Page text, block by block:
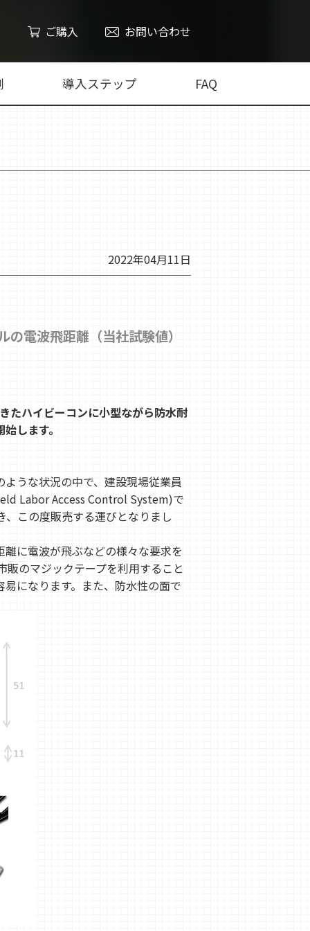
ご購入 お問い合わせ
導入ステップ FAQ
2022年04月11日
電波飛距離（当社試験値）
たハイビーコンに小型ながら防水耐
します。
うな状況の中で、建設現場従業員
Labor Access Control System)で
この度販売する運びとなりまし
に電波が飛ぶなどの様々な要求を
のマジックテープを利用すること
になります。また、防水性の面で